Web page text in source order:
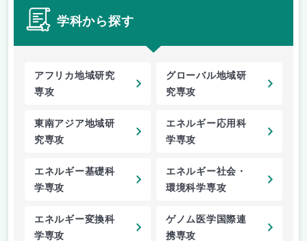
学科から探す
アフリカ地域研究
専攻
グローバル地域研
究専攻
東南アジア地域研
究専攻
エネルギー応用科
学専攻
エネルギー基礎科
学専攻
エネルギー社会・
環境科学専攻
エネルギー変換科
学専攻
ゲノム医学国際連
携専攻